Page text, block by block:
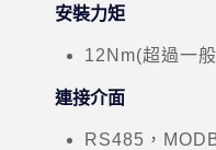
安裝力矩
12Nm(超過一
連接介面
RS485，